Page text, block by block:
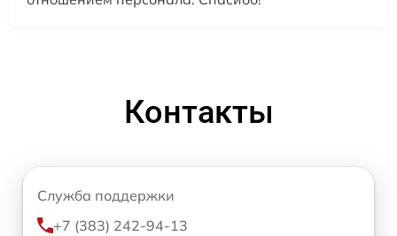
Контакты
Служба поддержки
+7 (383) 242-94-13